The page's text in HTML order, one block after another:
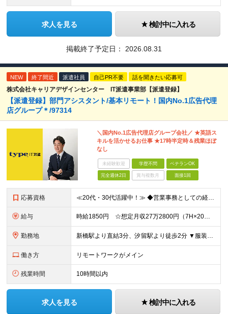
求人を見る 検討中に入れる
掲載終了予定日： 2026.08.31
NEW 終了間近 派遣社員 自己PR不要 話を聞きたい応募可
株式会社キャリアデザインセンター IT派遣事業部【派遣登録】
【派遣登録】部門アシスタント/基本リモート！国内No.1広告代理
店グループ＊/97314
＼国内No.1広告代理店グループ会社／ ★英語ス
キルを活かせるお仕事 ★17時半定時＆残業ほぼ
なし
未経験歓迎 学歴不問 ベテランOK
完全週休2日 賞与複数月 面接1回
応募資格 ≪20代・30代活躍中！≫ ◆営業事務としての経験 ◆英語のテキストコミュニケーションに抵抗のない方 ※ブランクがある方やこれまでのご経験に自信がない方も、まずはお気軽にご応募ください！ ※ご経歴を
給与 時給1850円 ☆想定月収27万2800円（7H×20日+残業7.5H） ※交通費全額支給 ※在宅日数に応じて、在宅勤務手当あり
勤務地 新橋駅より直結3分、汐留駅より徒歩2分 ▼服装：オフィスカジュアル ▼働き方：在宅勤務 ※出社要請に対して問題なく出社できる方歓迎 ▼受動喫煙対策：屋内原則禁煙（指定たばこ専用室あり）
働き方 リモートワークがメイン
残業時間 10時間以内
求人を見る 検討中に入れる